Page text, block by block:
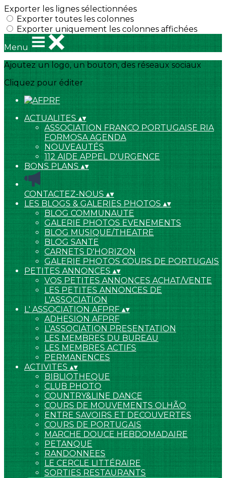
Exporter les lignes sélectionnées
Exporter toutes les colonnes
Exporter uniquement les colonnes affichées
Menu
Ajoutez un logo, un bouton, des réseaux sociaux
Cliquez pour éditer
ACTUALITES ▴▾
ASSOCIATION FRANCO PORTUGAISE RIA
FORMOSA AGENDA
NOUVEAUTÉS
112 AIDE APPEL D'URGENCE
BONS PLANS ▴▾
CONTACTEZ-NOUS ▴▾
LES BLOGS & GALERIES PHOTOS ▴▾
BLOG COMMUNAUTE
GALERIE PHOTOS EVENEMENTS
BLOG MUSIQUE/THEATRE
BLOG SANTE
CARNETS D'HORIZON
GALERIE PHOTOS COURS DE PORTUGAIS
PETITES ANNONCES▴▾
VOS PETITES ANNONCES ACHAT/VENTE
LES PETITES ANNONCES DE
L'ASSOCIATION
L' ASSOCIATION AFPRF▴▾
ADHESION AFPRF
L'ASSOCIATION PRESENTATION
LES MEMBRES DU BUREAU
LES MEMBRES ACTIFS
PERMANENCES
ACTIVITES▴▾
BIBLIOTHEQUE
CLUB PHOTO
COUNTRY&LINE DANCE
COURS DE MOUVEMENTS OLHÃO
ENTRE SAVOIRS ET DECOUVERTES
COURS DE PORTUGAIS
MARCHE DOUCE HEBDOMADAIRE
PETANQUE
RANDONNEES
LE CERCLE LITTÉRAIRE
SORTIES RESTAURANTS